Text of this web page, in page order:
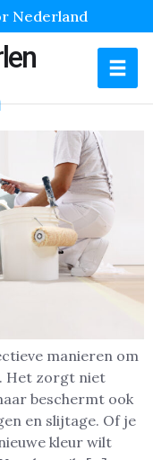
Nederland
manieren om
Het zorgt niet
beschermt ook
en slijtage. Of je
kleur wilt